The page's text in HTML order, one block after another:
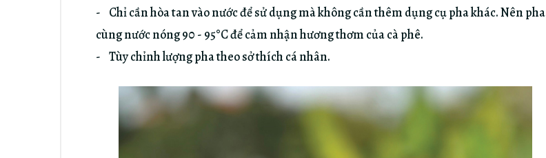
- Chỉ cần hòa tan vào nước để sử dụng mà không cần thêm dụng cụ pha khác. Nên pha
cùng nước nóng 90 - 95°C để cảm nhận hương thơm của cà phê.
- Tùy chỉnh lượng pha theo sở thích cá nhân.